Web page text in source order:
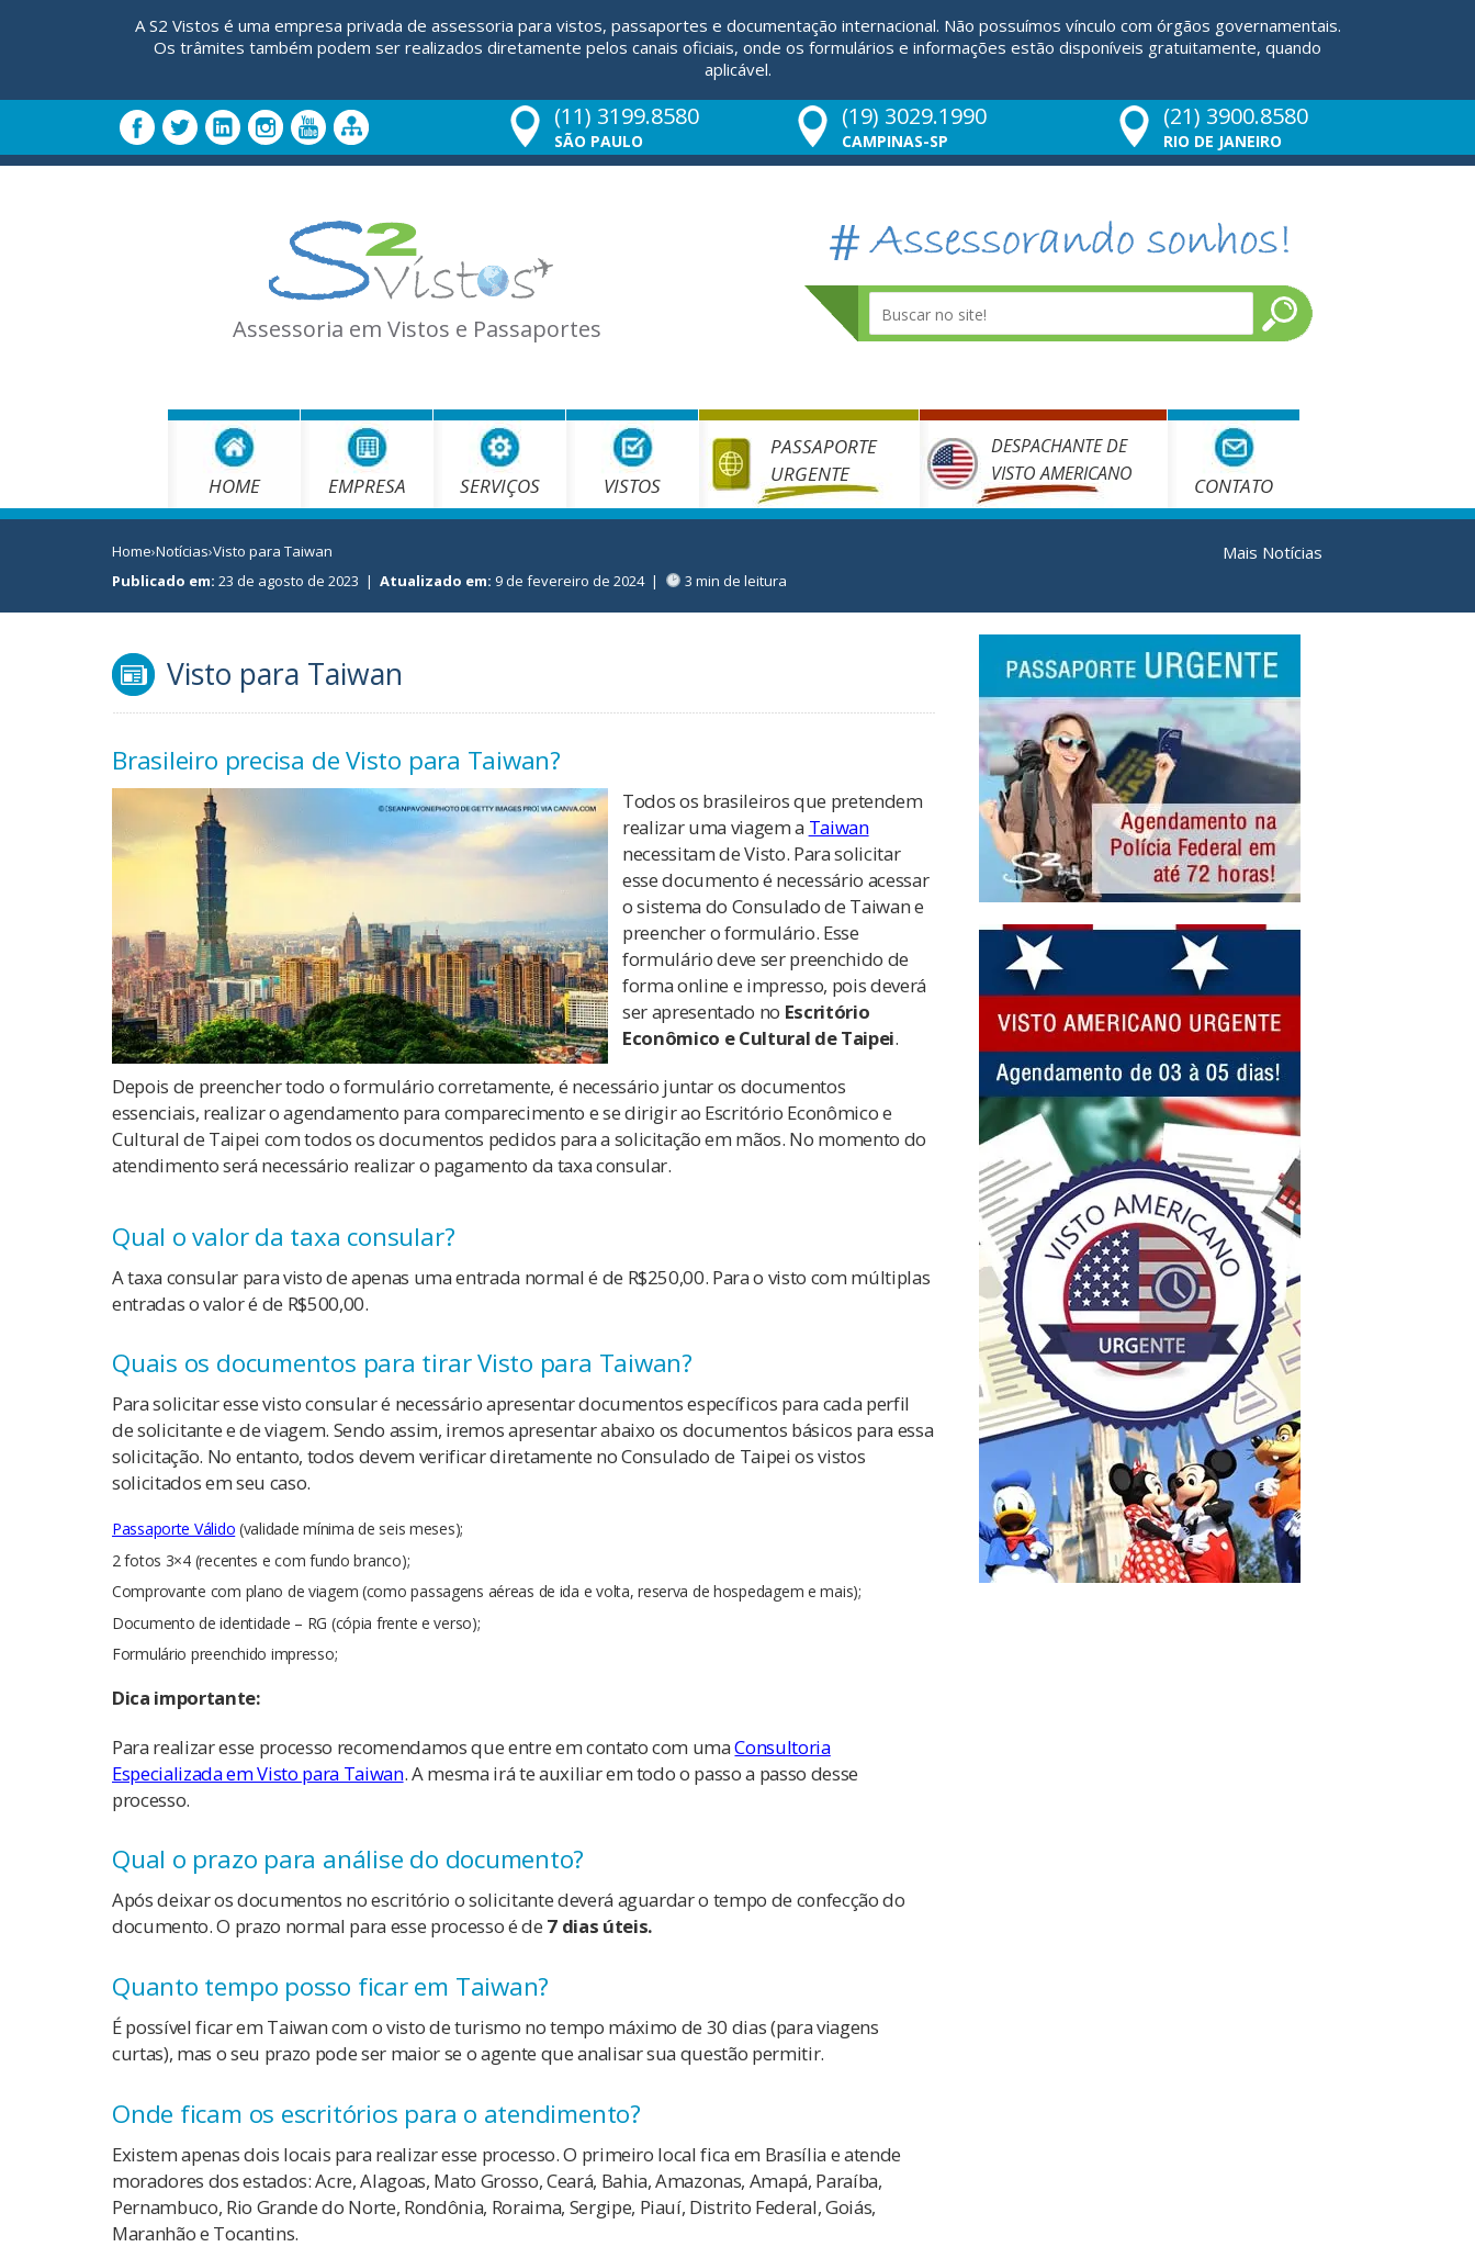
A S2 Vistos é uma empresa privada de assessoria para vistos, passaportes e documentação internacional. Não possuímos vínculo com órgãos governamentais.
Os trâmites também podem ser realizados diretamente pelos canais oficiais, onde os formulários e informações estão disponíveis gratuitamente, quando
aplicável.
(11) 3199.8580
SÃO PAULO
(19) 3029.1990
CAMPINAS-SP
(21) 3900.8580
RIO DE JANEIRO
Assessoria em Vistos e Passaportes
HOME EMPRESA SERVIÇOS VISTOS
PASSAPORTE
URGENTE
DESPACHANTE DE
VISTO AMERICANO
CONTATO
Home›Notícias›Visto para Taiwan
Publicado em: 23 de agosto de 2023 | Atualizado em: 9 de fevereiro de 2024 | 3 min de leitura
Mais Notícias
Visto para Taiwan
Brasileiro precisa de Visto para Taiwan?
Todos os brasileiros que pretendem
realizar uma viagem a Taiwan
necessitam de Visto. Para solicitar
esse documento é necessário acessar
o sistema do Consulado de Taiwan e
preencher o formulário. Esse
formulário deve ser preenchido de
forma online e impresso, pois deverá
ser apresentado no Escritório
Econômico e Cultural de Taipei.
Depois de preencher todo o formulário corretamente, é necessário juntar os documentos
essenciais, realizar o agendamento para comparecimento e se dirigir ao Escritório Econômico e
Cultural de Taipei com todos os documentos pedidos para a solicitaçãoem mãos. No momento do
atendimento será necessário realizar o pagamento da taxa consular.
Qual o valor da taxa consular?
A taxa consular para visto de apenas uma entrada normal é de R$250,00. Para o visto com múltiplas
entradas o valor é de R$500,00.
Quais os documentos para tirar Visto para Taiwan?
Para solicitar esse visto consular é necessário apresentar documentos específicos para cada perfil
de solicitante e de viagem. Sendo assim, iremos apresentar abaixo os documentos básicos para essa
solicitação. No entanto, todos devem verificar diretamente no Consulado de Taipei os vistos
solicitados em seu caso.
Passaporte Válido (validade mínima de seis meses);
2 fotos 3×4 (recentes e com fundo branco);
Comprovante com plano de viagem (como passagens aéreas de ida e volta, reserva de hospedagem e mais);
Documento de identidade – RG (cópia frente e verso);
Formulário preenchido impresso;
Dica importante:
Para realizar esse processo recomendamos que entre em contato com umaConsultoria
Especializada em Visto para Taiwan. A mesma irá te auxiliar em todo o passo a passo desse
processo.
Qual o prazo para análise do documento?
Após deixar os documentos no escritório o solicitante deverá aguardar o tempo de confecção do
documento. O prazo normal para esse processo é de 7 dias úteis.
Quanto tempo posso ficar em Taiwan?
É possível ficar em Taiwan com o visto de turismo no tempo máximo de 30 dias (para viagens
curtas), mas o seu prazo pode ser maior se o agente que analisar sua questão permitir.
Onde ficam os escritórios para o atendimento?
Existem apenas dois locais para realizar esse processo. O primeiro local fica em Brasília e atende
moradores dos estados: Acre, Alagoas, Mato Grosso, Ceará, Bahia, Amazonas, Amapá, Paraíba,
Pernambuco, Rio Grande do Norte, Rondônia, Roraima, Sergipe, Piauí, Distrito Federal, Goiás,
Maranhão e Tocantins.